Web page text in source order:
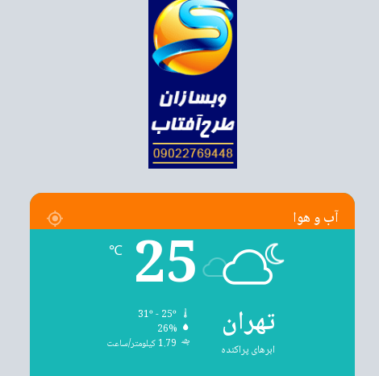
آب و هوا
تهران
ابرهای پراکنده
25
℃
26%
1.79 کیلومتر/ساعت